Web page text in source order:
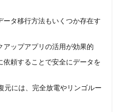
ータ移行方法もいくつか存在す
アップアプリの活用が効果的
依頼することで安全にデータを
元には、完全放電やリンゴルー